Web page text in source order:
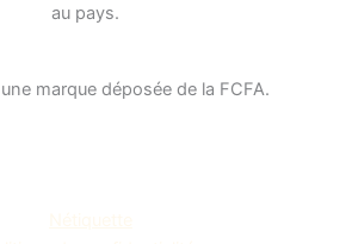
au pays.
marque déposée de la FCFA.